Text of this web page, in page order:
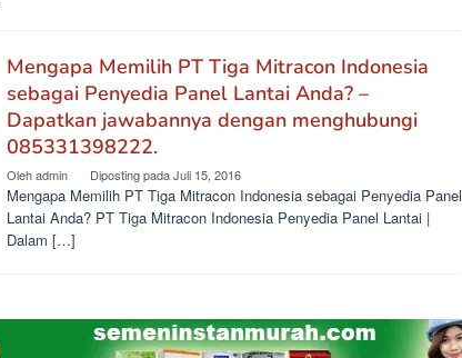
Mengapa Memilih PT Tiga Mitracon Indonesia
sebagai Penyedia Panel Lantai Anda? –
Dapatkan jawabannya dengan menghubungi
085331398222.
Olehadmin Diposting padaJuli 15, 2016
Mengapa Memilih PT Tiga Mitracon Indonesia sebagai Penyedia Panel
Lantai Anda? PT Tiga Mitracon Indonesia Penyedia Panel Lantai |
Dalam […]